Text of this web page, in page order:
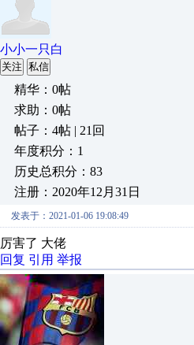
小小一只白
关注 私信
精华：0帖
求助：0帖
帖子：4帖 | 21回
年度积分：1
历史总积分：83
注册：2020年12月31日
发表于：2021-01-06 19:08:49
厉害了 大佬
回复 引用 举报